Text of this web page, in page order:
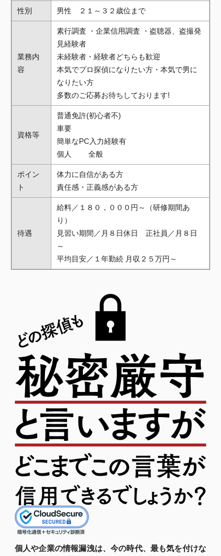
性別 男性 ２１～３２歳位まで
業務内
容
素行調査 ・企業信用調査 ・盗聴器、盗撮発
見経験者
未経験者・経験者どちらも歓迎
本気でプロ探偵になりたい方・本気で男に
なりたい方
多数のご応募お待ちしております!
資格等
普通免許(初心者不)
車要
簡単なPC入力経験有
個人 全般
ポイン
ト
体力に自信がある方
責任感・正義感がある方
待遇
給料／１８０，０００円～（研修期間あ
り）
見習い期間／月８日休日 正社員／月８日
～
平均目安／１年勤続 月収２５万円～
個人や企業の情報漏洩は、今の時代、最も気を付けな